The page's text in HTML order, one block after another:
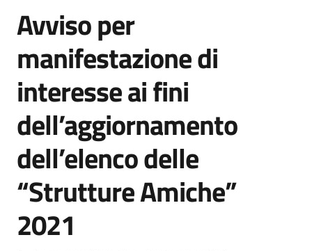
Avviso per
manifestazione di
interesse ai fini
dell’aggiornamento
dell’elenco delle
“Strutture Amiche”
2021